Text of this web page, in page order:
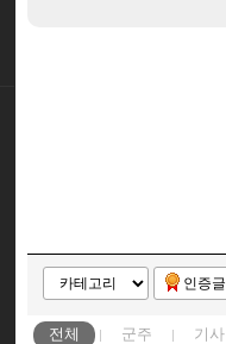
인증글
전체 군주 기사